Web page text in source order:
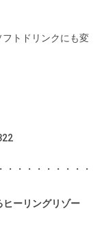
トドリンクにも変
・・・・・・・・・
ヒーリングリゾー